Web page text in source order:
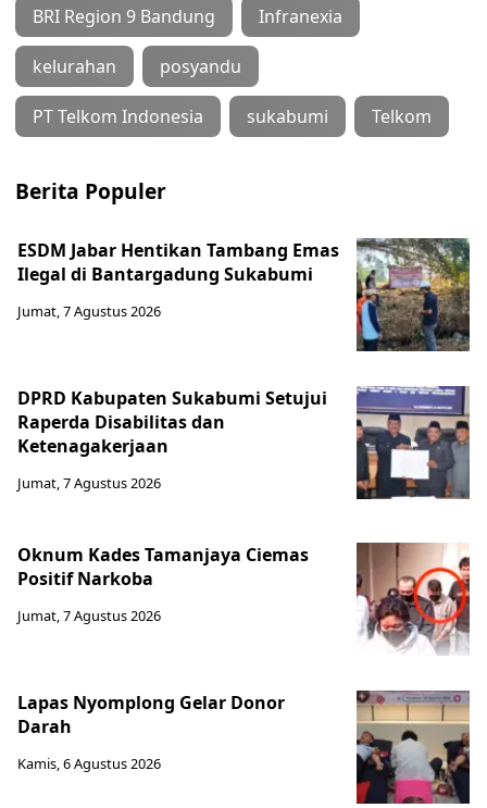
BRI Region 9 Bandung Infranexia
kelurahan posyandu
PT Telkom Indonesia sukabumi Telkom
Berita Populer
ESDM Jabar Hentikan Tambang Emas
Ilegal di Bantargadung Sukabumi
Jumat, 7 Agustus 2026
DPRD Kabupaten Sukabumi Setujui
Raperda Disabilitas dan
Ketenagakerjaan
Jumat, 7 Agustus 2026
Oknum Kades Tamanjaya Ciemas
Positif Narkoba
Jumat, 7 Agustus 2026
Lapas Nyomplong Gelar Donor
Darah
Kamis, 6 Agustus 2026